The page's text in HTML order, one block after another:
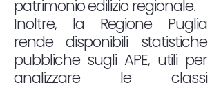
patrimonio edilizio regionale.
Inoltre, la Regione Puglia
rende disponibili statistiche
pubbliche sugli APE, utili per
analizzare le classi